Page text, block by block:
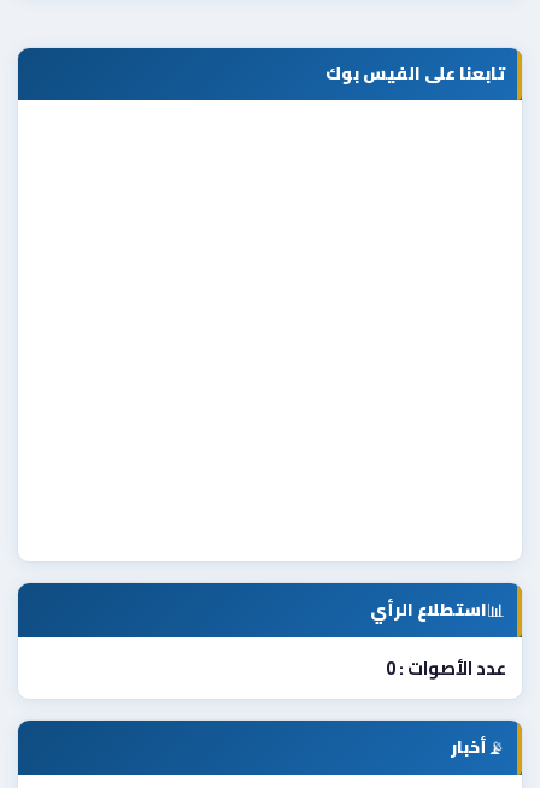
تابعنا على الفيس بوك
📊استطلاع الرأي
عدد الأصوات : 0
📡أخبار